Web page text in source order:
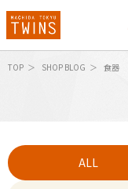
TOP SHOP BLOG 食器
ALL